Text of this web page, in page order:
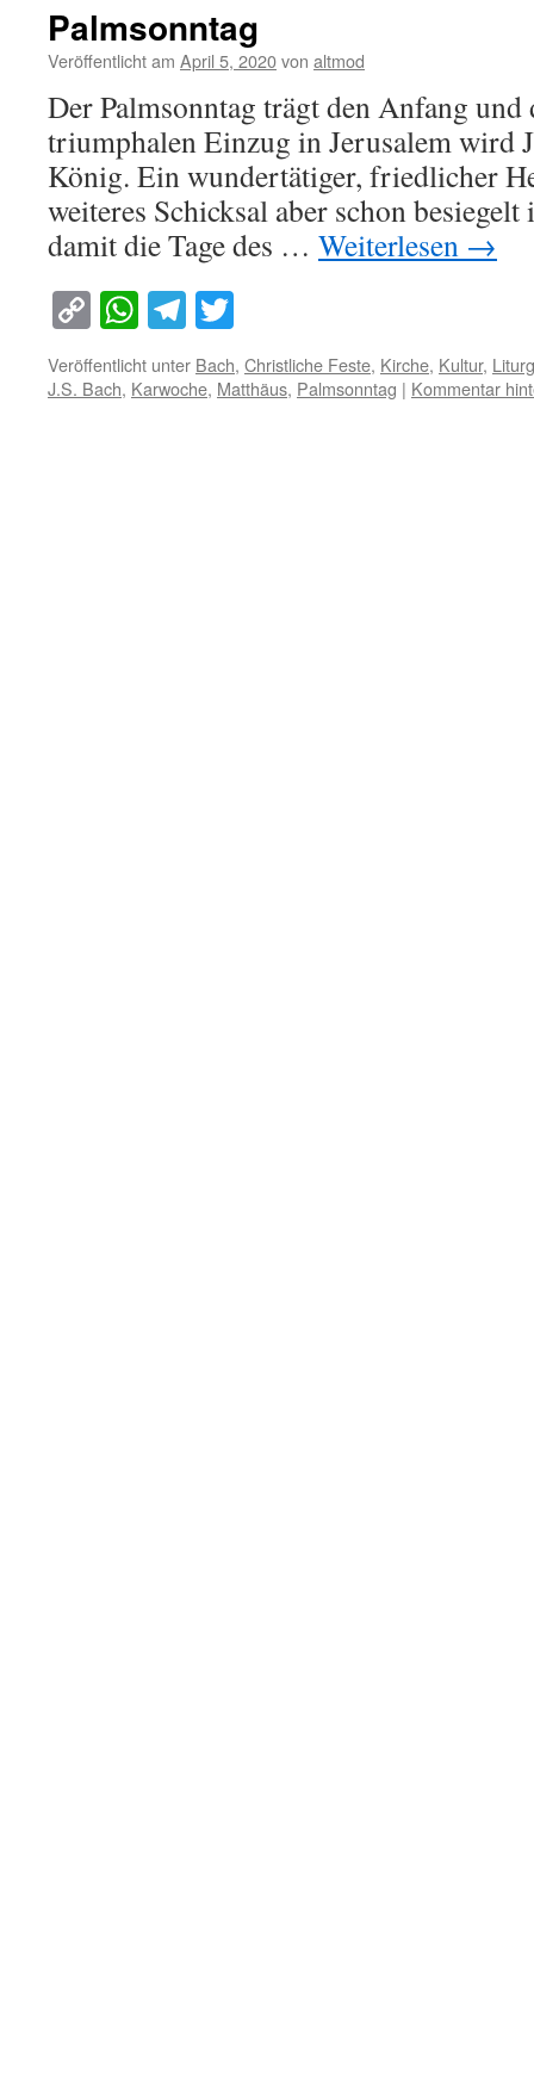
Palmsonntag
Veröffentlicht am April 5, 2020von altmod
Der Palmsonntag trägt den Anfang
triumphalen Einzug in Jerusalem wird
König. Ein wundertätiger, friedlicher
weiteres Schicksal aber schon
damit die Tage des … Weiterlesen →
Copy
Link
WhatsApp
Telegram
Veröffentlicht unter Bach, Christliche Feste, Kirche, Kultur,
J.S. Bach, Karwoche, Matthäus, Palmsonntag | Kommentar